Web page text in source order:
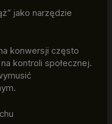
jako narzędzie
konwersji często
kontroli społecznej.